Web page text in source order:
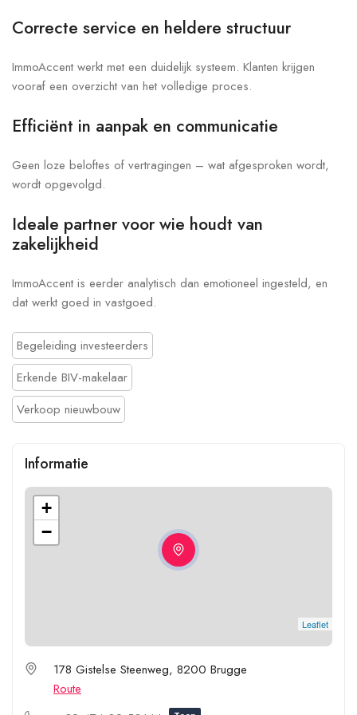
Correcte service en heldere structuur
ImmoAccent werkt met een duidelijk systeem. Klanten krijgen
vooraf een overzicht van het volledige proces.
Efficiënt in aanpak en communicatie
Geen loze beloftes of vertragingen – wat afgesproken wordt,
wordt opgevolgd.
Ideale partner voor wie houdt van
zakelijkheid
ImmoAccent is eerder analytisch dan emotioneel ingesteld, en
dat werkt goed in vastgoed.
Begeleiding investeerders
Erkende BIV-makelaar
Verkoop nieuwbouw
Informatie
+
−
Leaflet
178 Gistelse Steenweg, 8200 Brugge
Route